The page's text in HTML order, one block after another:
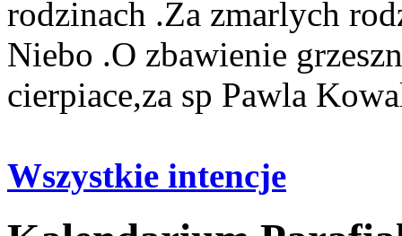
rodzinach .Za zmarlych
Niebo .O zbawienie
cierpiace,za sp Pawla
Wszystkie intencje